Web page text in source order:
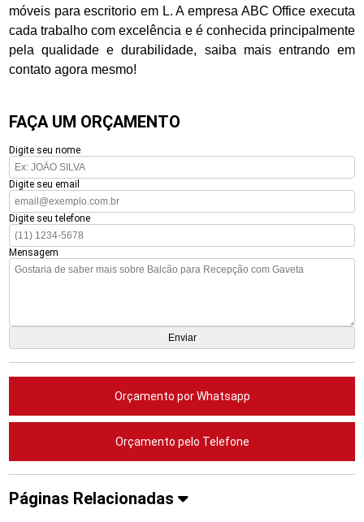
móveis para escritorio em L. A empresa ABC Office executa
cada trabalho com excelência e é conhecida principalmente
pela qualidade e durabilidade, saiba mais entrando em
contato agora mesmo!
FAÇA UM ORÇAMENTO
Digite seu nome
Digite seu email
Digite seu telefone
Mensagem
Orçamento por Whatsapp
Orçamento pelo Telefone
Páginas Relacionadas